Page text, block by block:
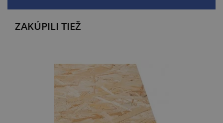
ZAKÚPILI TIEŽ